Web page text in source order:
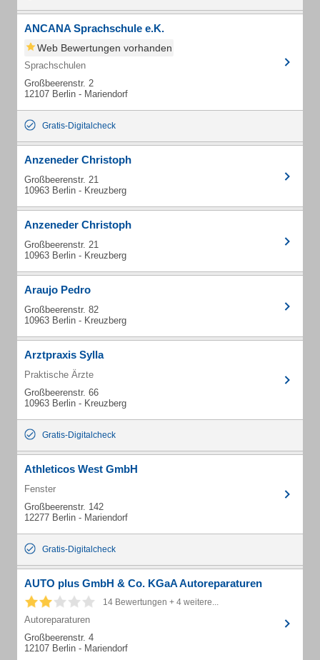
ANCANA Sprachschule e.K.
Web Bewertungen vorhanden
Sprachschulen
Großbeerenstr. 2
12107 Berlin - Mariendorf
Gratis-Digitalcheck
Anzeneder Christoph
Großbeerenstr. 21
10963 Berlin - Kreuzberg
Anzeneder Christoph
Großbeerenstr. 21
10963 Berlin - Kreuzberg
Araujo Pedro
Großbeerenstr. 82
10963 Berlin - Kreuzberg
Arztpraxis Sylla
Praktische Ärzte
Großbeerenstr. 66
10963 Berlin - Kreuzberg
Gratis-Digitalcheck
Athleticos West GmbH
Fenster
Großbeerenstr. 142
12277 Berlin - Mariendorf
Gratis-Digitalcheck
AUTO plus GmbH & Co. KGaA Autoreparaturen
14 Bewertungen + 4 weitere...
Autoreparaturen
Großbeerenstr. 4
12107 Berlin - Mariendorf